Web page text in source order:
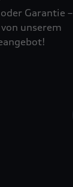
Garantie –
unserem